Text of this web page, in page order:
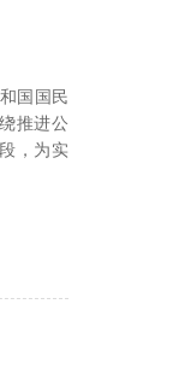
国国民
推进公
，为实